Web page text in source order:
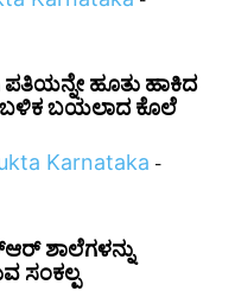
ಹೂತು ಹಾಕಿದ
ಬಳಿಕ ಬಯಲಾದ ಕೊಲೆ
Karnataka -
ಶಾಲೆಗಳನ್ನು
ಸಂಕಲ್ಪ